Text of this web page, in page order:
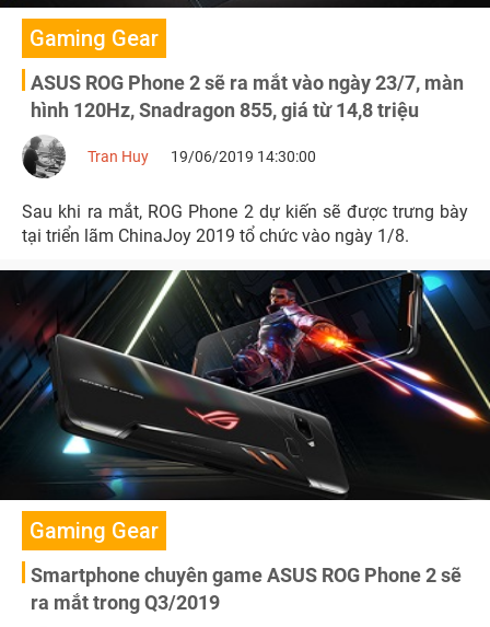
Gaming Gear
ASUS ROG Phone 2 sẽ ra mắt vào ngày 23/7, màn
hình 120Hz, Snadragon 855, giá từ 14,8 triệu
Tran Huy 19/06/2019 14:30:00
Sau khi ra mắt, ROG Phone 2 dự kiến sẽ được trưng bày
tại triển lãm ChinaJoy 2019 tổ chức vào ngày 1/8.
Gaming Gear
Smartphone chuyên game ASUS ROG Phone 2 sẽ
ra mắt trong Q3/2019